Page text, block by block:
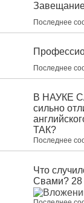
Последнее
Последнее
В НАУКЕ
сильно
ТАК?
Последнее
Что
Свами? 28